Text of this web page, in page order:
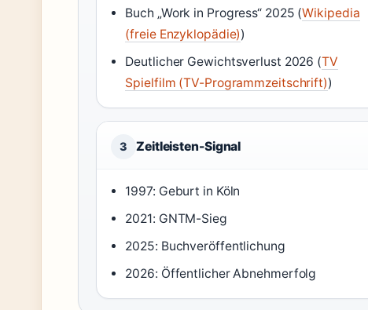
Buch „Work in Progress“ 2025 (Wikipedia
(freie Enzyklopädie))
Deutlicher Gewichtsverlust 2026 (TV
Spielfilm (TV-Programmzeitschrift))
3 Zeitleisten-Signal
1997: Geburt in Köln
2021: GNTM-Sieg
2025: Buchveröffentlichung
2026: Öffentlicher Abnehmerfolg